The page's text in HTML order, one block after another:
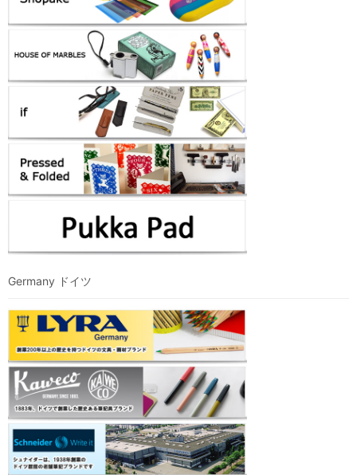
Germany ドイツ